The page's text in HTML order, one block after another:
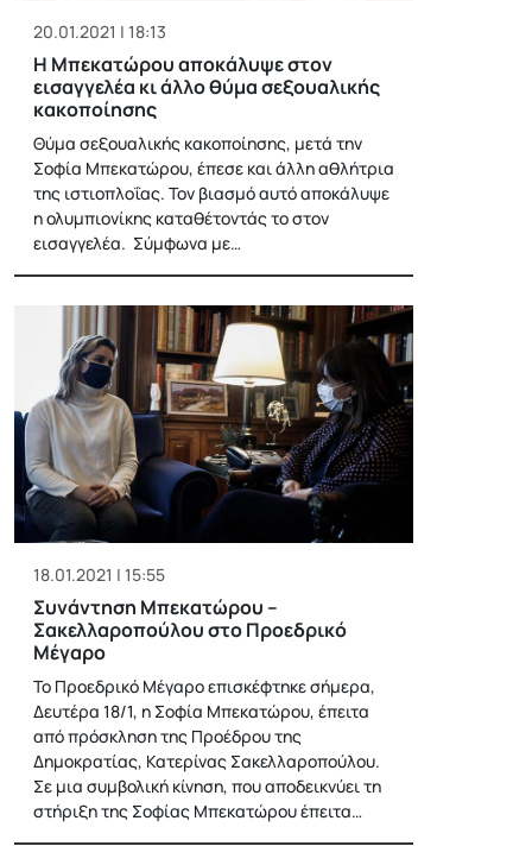
20.01.2021 | 18:13
Η Μπεκατώρου αποκάλυψε στον
εισαγγελέα κι άλλο θύμα σεξουαλικής
κακοποίησης
Θύμα σεξουαλικής κακοποίησης, μετά την
Σοφία Μπεκατώρου, έπεσε και άλλη αθλήτρια
της ιστιοπλοΐας. Τον βιασμό αυτό αποκάλυψε
η ολυμπιονίκης καταθέτοντάς το στον
εισαγγελέα. Σύμφωνα με…
18.01.2021 | 15:55
Συνάντηση Μπεκατώρου –
Σακελλαροπούλου στο Προεδρικό
Μέγαρο
Το Προεδρικό Μέγαρο επισκέφτηκε σήμερα,
Δευτέρα 18/1, η Σοφία Μπεκατώρου, έπειτα
από πρόσκληση της Προέδρου της
Δημοκρατίας, Κατερίνας Σακελλαροπούλου.
Σε μια συμβολική κίνηση, που αποδεικνύει τη
στήριξη της Σοφίας Μπεκατώρου έπειτα…